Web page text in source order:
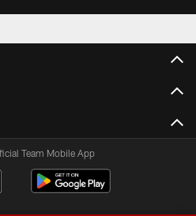
Team Mobile App